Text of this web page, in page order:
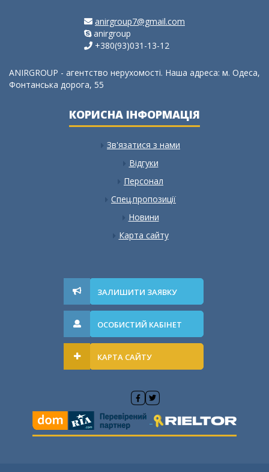
anirgroup7@gmail.com
anirgroup
+380(93)031-13-12
ANIRGROUP - агентство нерухомості. Наша адреса: м. Одеса,
Фонтанська дорога, 55
КОРИСНА ІНФОРМАЦІЯ
Зв'язатися з нами
Відгуки
Персонал
Спец.пропозиції
Новини
Карта сайту
ЗАЛИШИТИ ЗАЯВКУ
ОСОБИСТИЙ КАБІНЕТ
КАРТА САЙТУ